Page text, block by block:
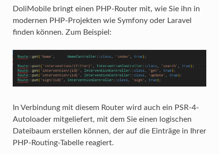
DoliMobile bringt einen PHP-Router mit, wie Sie ihn in
modernen PHP-Projekten wie Symfony oder Laravel
finden können. Zum Beispiel:
In Verbindung mit diesem Router wird auch ein PSR-4-
Autoloader mitgeliefert, mit dem Sie einen logischen
Dateibaum erstellen können, der auf die Einträge in Ihrer
PHP-Routing-Tabelle reagiert.